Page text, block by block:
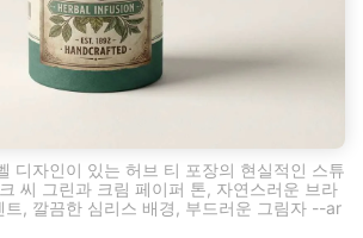
디자인이 있는 허브 티 포장의 현실적인 스튜
씨 그린과 크림 페이퍼 톤, 자연스러운 브라
트, 깔끔한 심리스 배경, 부드러운 그림자 --ar